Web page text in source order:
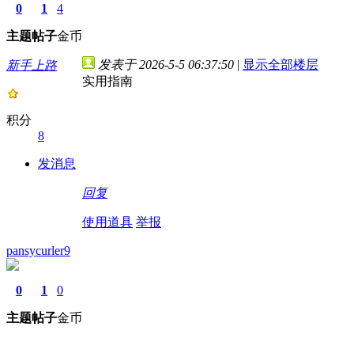
0
主题
1
帖子
4
金币
新手上路
积分
8
发消息
发表于 2026-5-5 06:37:50 | 显示全部楼层
实用指南
回复
使用道具 举报
pansycurler9
0
主题
1
帖子
0
金币